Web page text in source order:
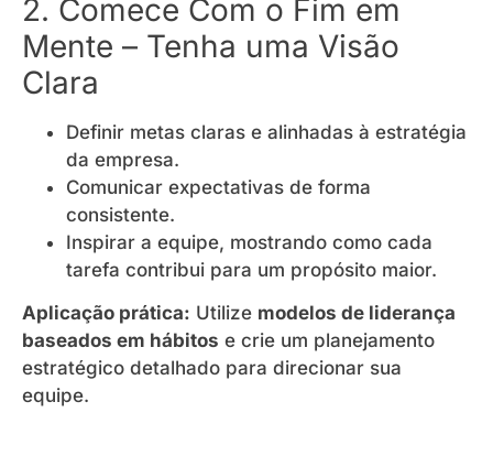
2. Comece Com o Fim em
Mente – Tenha uma Visão
Clara
Definir metas claras e alinhadas à estratégia
da empresa.
Comunicar expectativas de forma
consistente.
Inspirar a equipe, mostrando como cada
tarefa contribui para um propósito maior.
Aplicação prática: Utilize modelos de liderança
baseados em hábitos e crie um planejamento
estratégico detalhado para direcionar sua
equipe.